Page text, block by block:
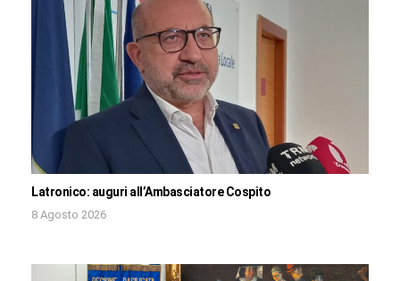
Latronico: auguri all’Ambasciatore Cospito
8 Agosto 2026